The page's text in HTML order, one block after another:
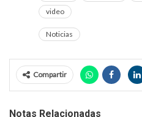
video
Noticias
Compartir
Notas Relacionadas